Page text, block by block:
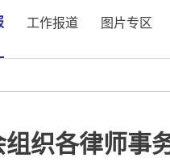
工作报道 图片专区
织各律师事